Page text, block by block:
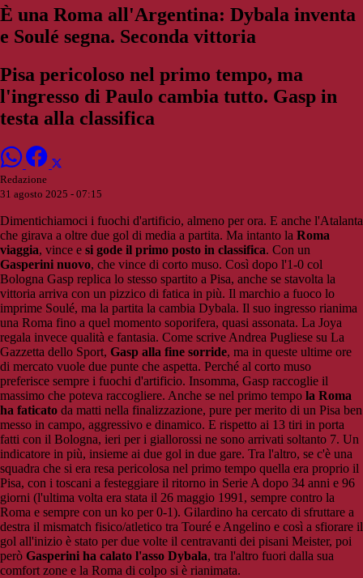
È una Roma all'Argentina: Dybala inventa
e Soulé segna. Seconda vittoria
Pisa pericoloso nel primo tempo, ma
l'ingresso di Paulo cambia tutto. Gasp in
testa alla classifica
Redazione
31 agosto 2025 - 07:15
Dimentichiamoci i fuochi d'artificio, almeno per ora. E anche l'Atalanta
che girava a oltre due gol di media a partita. Ma intanto la Roma
viaggia, vince e si gode il primo posto in classifica. Con un
Gasperini nuovo, che vince di corto muso. Così dopo l'1-0 col
Bologna Gasp replica lo stesso spartito a Pisa, anche se stavolta la
vittoria arriva con un pizzico di fatica in più. Il marchio a fuoco lo
imprime Soulé, ma la partita la cambia Dybala. Il suo ingresso rianima
una Roma fino a quel momento soporifera, quasi assonata. La Joya
regala invece qualità e fantasia. Come scrive Andrea Pugliese su La
Gazzetta dello Sport, Gasp alla fine sorride, ma in queste ultime ore
di mercato vuole due punte che aspetta. Perché al corto muso
preferisce sempre i fuochi d'artificio. Insomma, Gasp raccoglie il
massimo che poteva raccogliere. Anche se nel primo tempo la Roma
ha faticato da matti nella finalizzazione, pure per merito di un Pisa ben
messo in campo, aggressivo e dinamico. E rispetto ai 13 tiri in porta
fatti con il Bologna, ieri per i giallorossi ne sono arrivati soltanto 7. Un
indicatore in più, insieme ai due gol in due gare. Tra l'altro, se c'è una
squadra che si era resa pericolosa nel primo tempo quella era proprio il
Pisa, con i toscani a festeggiare il ritorno in Serie A dopo 34 anni e 96
giorni (l'ultima volta era stata il 26 maggio 1991, sempre contro la
Roma e sempre con un ko per 0-1). Gilardino ha cercato di sfruttare a
destra il mismatch fisico/atletico tra Touré e Angelino e così a sfiorare il
gol all'inizio è stato per due volte il centravanti dei pisani Meister, poi
però Gasperini ha calato l'asso Dybala, tra l'altro fuori dalla sua
comfort zone e la Roma di colpo si è rianimata.